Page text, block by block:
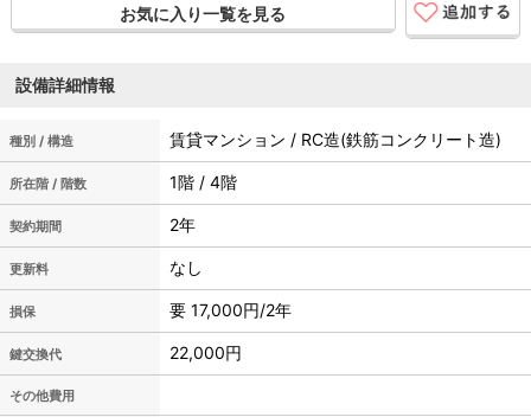
お気に入り一覧を見る
設備詳細情報
種別 / 構造 賃貸マンション / RC造(鉄筋コンクリート造)
所在階 / 階数 1階 / 4階
契約期間 2年
更新料 なし
損保 要 17,000円/2年
鍵交換代 22,000円
その他費用